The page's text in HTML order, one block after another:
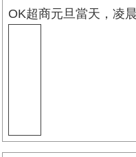
OK超商元旦當天，凌